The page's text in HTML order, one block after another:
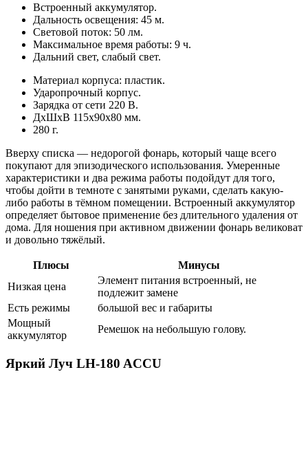
Встроенный аккумулятор.
Дальность освещения: 45 м.
Световой поток: 50 лм.
Максимальное время работы: 9 ч.
Дальний свет, слабый свет.
Материал корпуса: пластик.
Ударопрочный корпус.
Зарядка от сети 220 В.
ДхШхВ 115х90х80 мм.
280 г.
Вверху списка — недорогой фонарь, который чаще всего
покупают для эпизодического использования. Умеренные
характеристики и два режима работы подойдут для того,
чтобы дойти в темноте с занятыми руками, сделать какую-
либо работы в тёмном помещении. Встроенный аккумулятор
определяет бытовое применение без длительного удаления от
дома. Для ношения при активном движении фонарь великоват
и довольно тяжёлый.
Плюсы
Минусы
Низкая цена
Элемент питания встроенный, не
подлежит замене
Есть режимы
большой вес и габариты
Мощный
аккумулятор
Ремешок на небольшую голову.
Яркий Луч LH-180 ACCU